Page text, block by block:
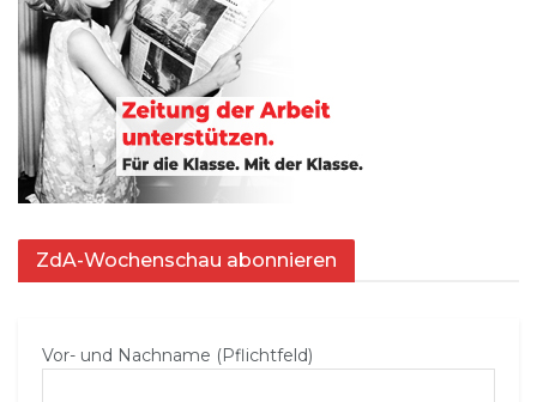
ZdA-Wochenschau abonnieren
Vor- und Nachname (Pflichtfeld)